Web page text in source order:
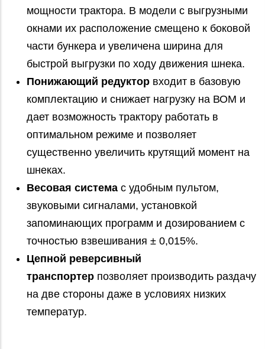
мощности трактора. В модели с выгрузными
окнами их расположение смещено к боковой
части бункера и увеличена ширина для
быстрой выгрузки по ходу движения шнека.
Понижающий редуктор входит в базовую
комплектацию и снижает нагрузку на ВОМ и
дает возможность трактору работать в
оптимальном режиме и позволяет
существенно увеличить крутящий момент на
шнеках.
Весовая система с удобным пультом,
звуковыми сигналами, установкой
запоминающих программ и дозированием с
точностью взвешивания ± 0,015%.
Цепной реверсивный
транспортер позволяет производить раздачу
на две стороны даже в условиях низких
температур.